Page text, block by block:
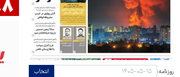
روزنامه: انتخاب